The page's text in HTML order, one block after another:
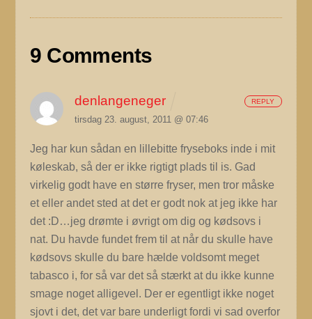
9 Comments
denlangeneger
tirsdag 23. august, 2011 @ 07:46
Jeg har kun sådan en lillebitte fryseboks inde i mit
køleskab, så der er ikke rigtigt plads til is. Gad
virkelig godt have en større fryser, men tror måske
et eller andet sted at det er godt nok at jeg ikke har
det :D…jeg drømte i øvrigt om dig og kødsovs i
nat. Du havde fundet frem til at når du skulle have
kødsovs skulle du bare hælde voldsomt meget
tabasco i, for så var det så stærkt at du ikke kunne
smage noget alligevel. Der er egentligt ikke noget
sjovt i det, det var bare underligt fordi vi sad overfor
REPLY